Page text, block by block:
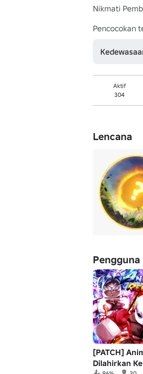
Nikmati
Pencocokan
Aktif
304
Lencana
[PATCH]
Dilahirkan